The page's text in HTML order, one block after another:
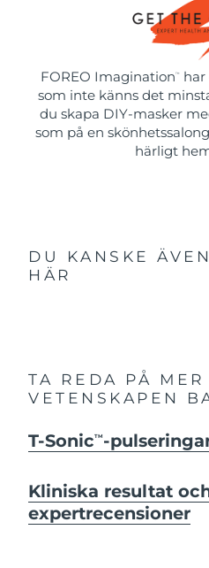
FOREO Imagination ™
har
som inte känns det
du skapa DIY-masker
som på en
härligt
DU KANSKE
HÄR
TA REDA PÅ MER
VETENSKAPEN
T-SonicTM -
Kliniska resultat
expertrecensioner